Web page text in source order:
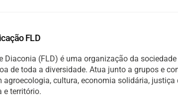
FLD
Diaconia (FLD) é uma organização da
de toda a diversidade. Atua junto a grupos e
agroecologia, cultura, economia solidária, justiça
e território.